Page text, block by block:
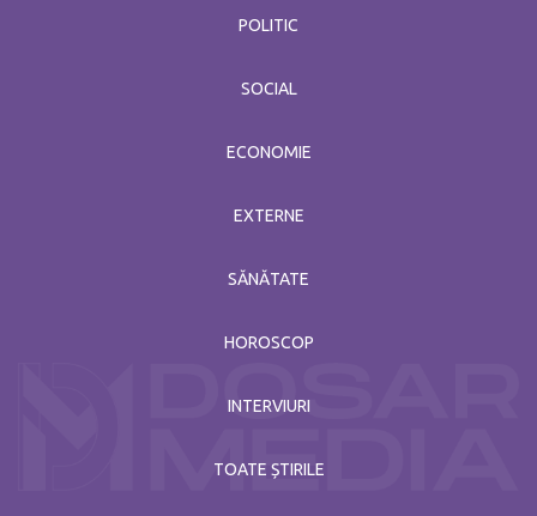
POLITIC
SOCIAL
ECONOMIE
EXTERNE
SĂNĂTATE
HOROSCOP
INTERVIURI
TOATE ȘTIRILE